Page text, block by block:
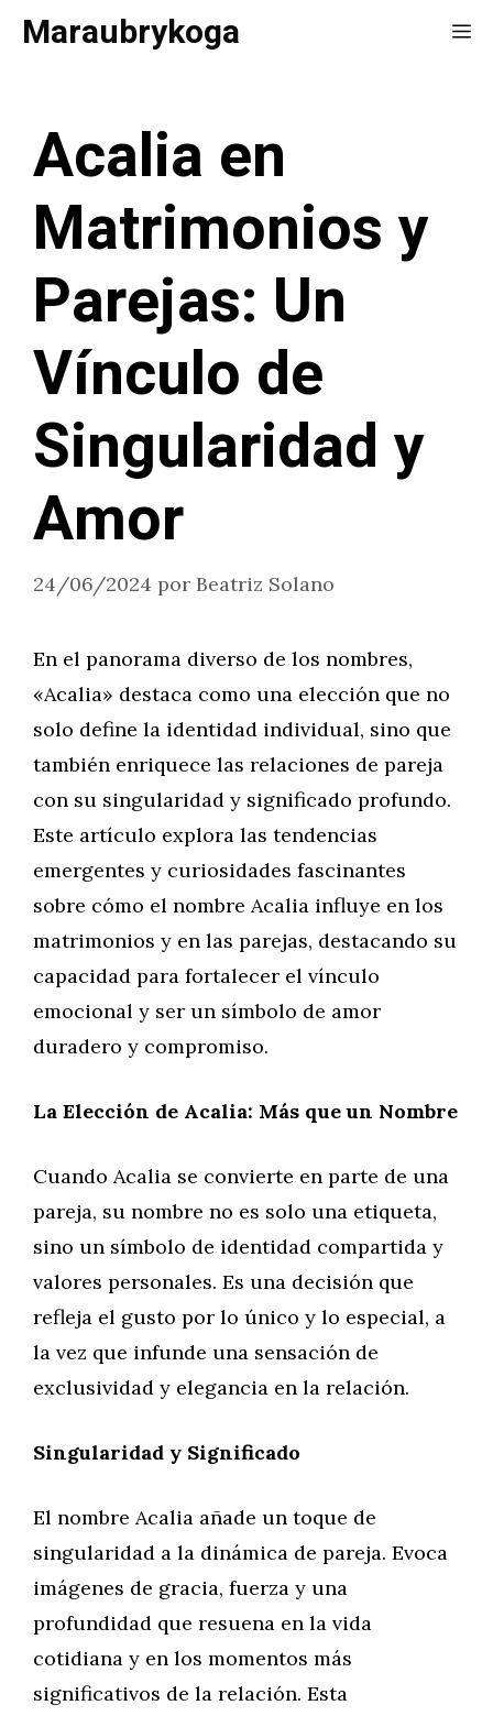
SaltarMaraubrykoga
Acalia en
Matrimonios y
Parejas: Un
Vínculo de
Singularidad y
Amor
24/06/2024 por Beatriz Solano
En el panorama diverso de los nombres,
«Acalia» destaca como una elección que no
solo define la identidad individual, sino que
también enriquece las relaciones de pareja
con su singularidad y significado profundo.
Este artículo explora las tendencias
emergentes y curiosidades fascinantes
sobre cómo el nombre Acalia influye en los
matrimonios y en las parejas, destacando su
capacidad para fortalecer el vínculo
emocional y ser un símbolo de amor
duradero y compromiso.
La Elección de Acalia: Más que un Nombre
Cuando Acalia se convierte en parte de una
pareja, su nombre no es solo una etiqueta,
sino un símbolo de identidad compartida y
valores personales. Es una decisión que
refleja el gusto por lo único y lo especial, a
la vez que infunde una sensación de
exclusividad y elegancia en la relación.
Singularidad y Significado
El nombre Acalia añade un toque de
singularidad a la dinámica de pareja. Evoca
imágenes de gracia, fuerza y una
profundidad que resuena en la vida
cotidiana y en los momentos más
significativos de la relación. Esta